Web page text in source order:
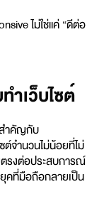
ไม่ใช่แค่ “ดีต่อ
เว็บไซต์
สำคัญกับ
ต์จำนวนไม่น้อยที่ไม่
รงต่อประสบการณ์
คที่มือถือกลายเป็น